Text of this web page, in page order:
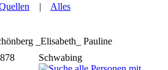
| Alles
_Elisabeth_ Pauline
Schwabing